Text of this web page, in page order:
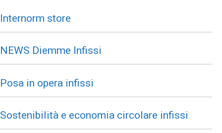
Internorm store
NEWS Diemme Infissi
Posa in opera infissi
Sostenibilità e economia circolare infissi